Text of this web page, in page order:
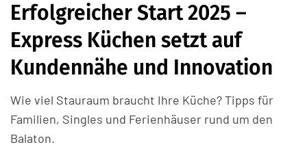
Erfolgreicher Start 2025 –
Express Küchen setzt auf
Kundennähe und Innovation
Wie viel Stauraum braucht Ihre Küche? Tipps für
Familien, Singles und Ferienhäuser rund um den
Balaton.